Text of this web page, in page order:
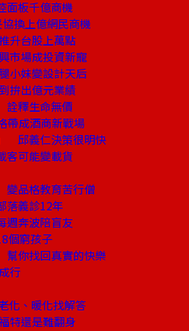
面板千億商機
換上億網民商機
升台股上萬點
市場成投資新寵
小妹變設計天后
拚出億元業績
釋生命無價
帶成酒商新戰場
邱義仁決策很明快
可能變載貨
品格教育苦行僧
義診12年
奔波陪盲友
個窮孩子
你找回真實的快樂
行
化、暖化找解答
特還是難翻身